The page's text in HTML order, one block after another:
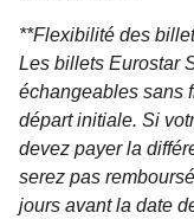
**Flexibilité des
Les billets Eurostar
échangeables sans
départ initiale. Si
devez payer la
serez pas
jours avant la date